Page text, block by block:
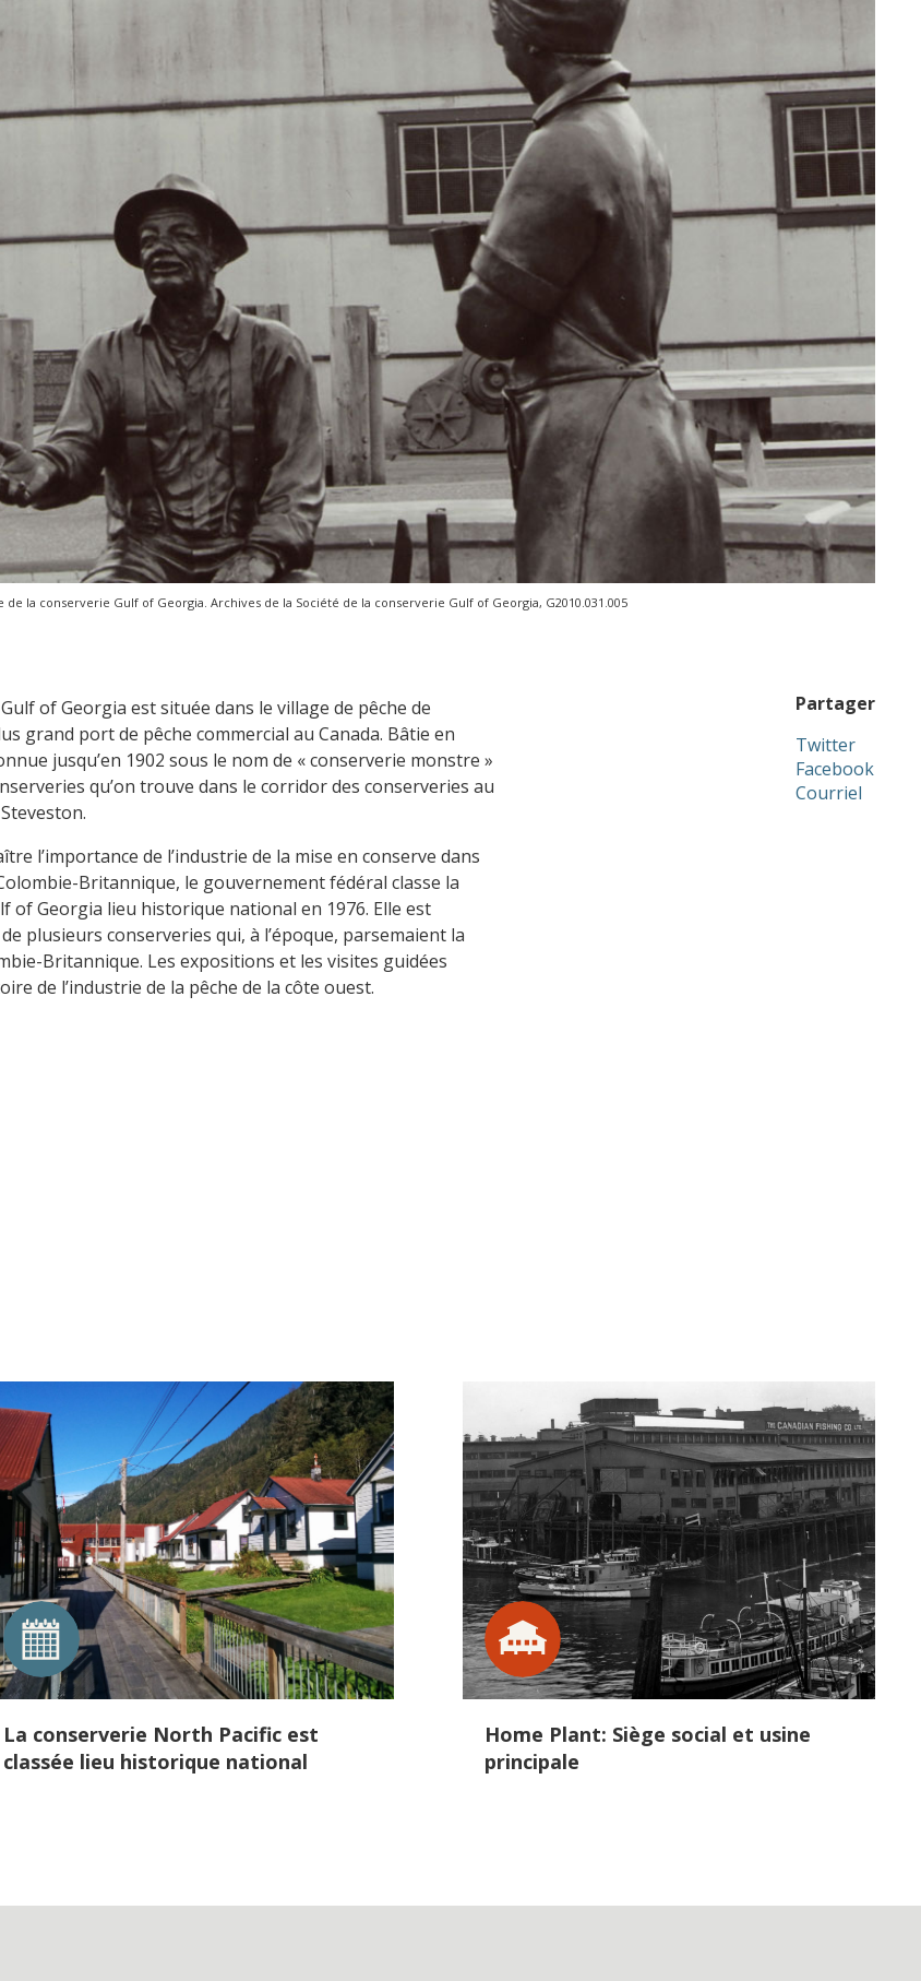
la conserverie Gulf of Georgia. Archives de la Société de la conserverie Gulf of Georgia, G2010.031.005
of Georgia est située dans le village de pêche de
grand port de pêche commercial au Canada. Bâtie en
jusqu’en 1902 sous le nom de « conserverie monstre »
qu’on trouve dans le corridor des conserveries au
l’importance de l’industrie de la mise en conserve dans
Britannique, le gouvernement fédéral classe la
of Georgia lieu historique national en 1976. Elle est
plusieurs conserveries qui, à l’époque, parsemaient la
Britannique. Les expositions et les visites guidées
de l’industrie de la pêche de la côte ouest.
Partager
Twitter
Facebook
Courriel
La conserverie North Pacific est
classée lieu historique national
Home Plant: Siège social et usine
principale